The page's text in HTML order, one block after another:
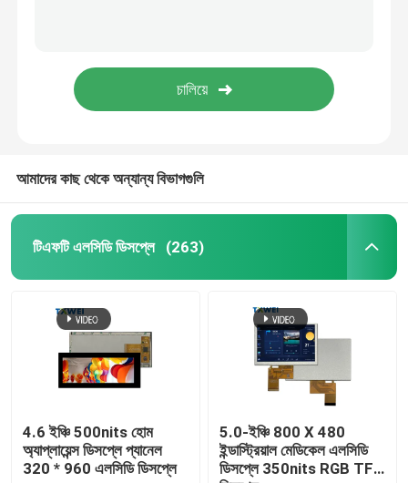
আমাদের কাছ থেকে অন্যান্য বিভাগগুলি
টিএফটি এলসিডি ডিসপ্লে (263)
4.6 ইঞ্চি 500nits হোম
অ্যাপ্লায়েন্স ডিসপ্লে প্যানেল
320 * 960 এলসিডি ডিসপ্লে
5.0-ইঞ্চি 800 X 480
ইন্ডাস্ট্রিয়াল মেডিকেল এলসিডি
ডিসপ্লে 350nits RGB TFT